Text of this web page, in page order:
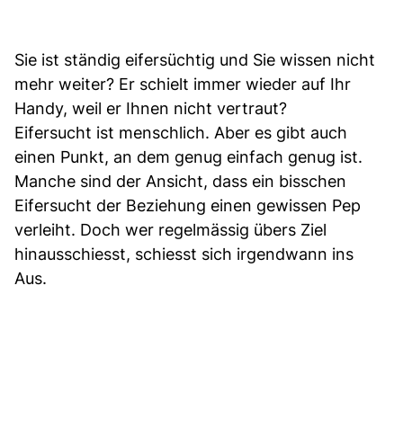
Sie ist ständig eifersüchtig und Sie wissen nicht
mehr weiter? Er schielt immer wieder auf Ihr
Handy, weil er Ihnen nicht vertraut?
Eifersucht ist menschlich. Aber es gibt auch
einen Punkt, an dem genug einfach genug ist.
Manche sind der Ansicht, dass ein bisschen
Eifersucht der Beziehung einen gewissen Pep
verleiht. Doch wer regelmässig übers Ziel
hinausschiesst, schiesst sich irgendwann ins
Aus.